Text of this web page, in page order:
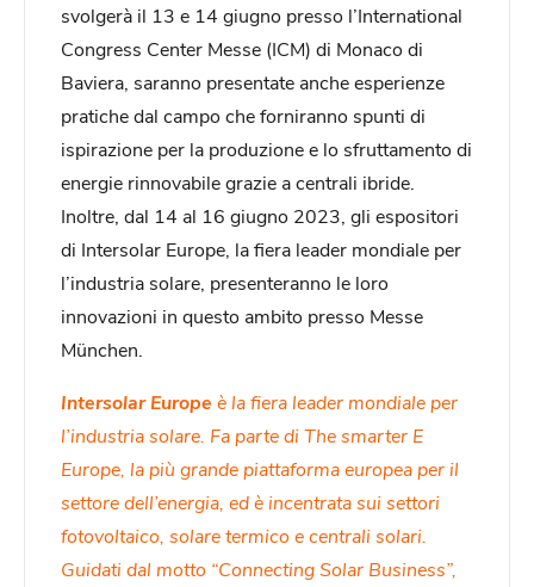
svolgerà il 13 e 14 giugno presso l’International
Congress Center Messe (ICM) di Monaco di
Baviera, saranno presentate anche esperienze
pratiche dal campo che forniranno spunti di
ispirazione per la produzione e lo sfruttamento di
energie rinnovabile grazie a centrali ibride.
Inoltre, dal 14 al 16 giugno 2023, gli espositori
di Intersolar Europe, la fiera leader mondiale per
l’industria solare, presenteranno le loro
innovazioni in questo ambito presso Messe
München.
Intersolar Europe è la fiera leader mondiale per
l’industria solare. Fa parte di The smarter E
Europe, la più grande piattaforma europea per il
settore dell’energia, ed è incentrata sui settori
fotovoltaico, solare termico e centrali solari.
Guidati dal motto “Connecting Solar Business”,